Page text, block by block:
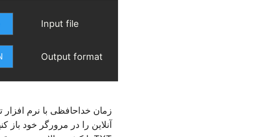
Input file
Output format